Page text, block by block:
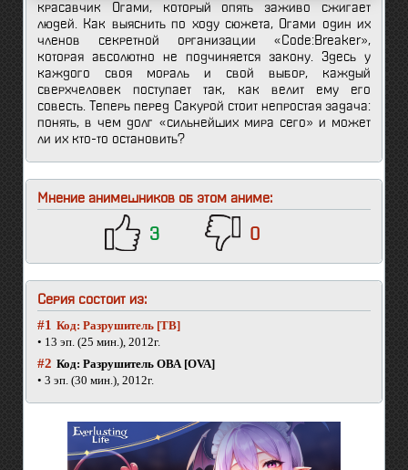
красавчик Огами, который опять заживо сжигает
людей. Как выяснить по ходу сюжета, Огами один их
членов секретной организации «Code:Breaker»,
которая абсолютно не подчиняется закону. Здесь у
каждого своя мораль и свой выбор, каждый
сверхчеловек поступает так, как велит ему его
совесть. Теперь перед Сакурой стоит непростая задача:
понять, в чем долг «сильнейших мира сего» и может
ли их кто-то остановить?
Мнение анимешников об этом аниме:
3 0
Серия состоит из:
#1 Код: Разрушитель [ТВ]
• 13 эп. (25 мин.), 2012г.
#2 Код: Разрушитель ОВА [OVA]
• 3 эп. (30 мин.), 2012г.